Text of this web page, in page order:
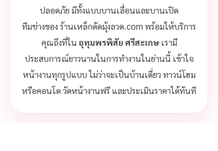
ปลอดภัย มีทั้งแบบบานเลื่อนและบานเปิด
ทีมช่างของ ร้านเหล็กดัดมุ้งลวด.com พร้อมให้บริการ
คุณถึงที่ใน อุทุมพรพิสัย ศรีสะเกษเรามี
ประสบการณ์ยาวนานในการทำงานในย่านนี้ เข้าใจ
หน้างานทุกรูปแบบ ไม่ว่าจะเป็นบ้านเดี่ยว ทาวน์โฮม
หรือคอนโด วัดหน้างานฟรี และประเมินราคาได้ทันที